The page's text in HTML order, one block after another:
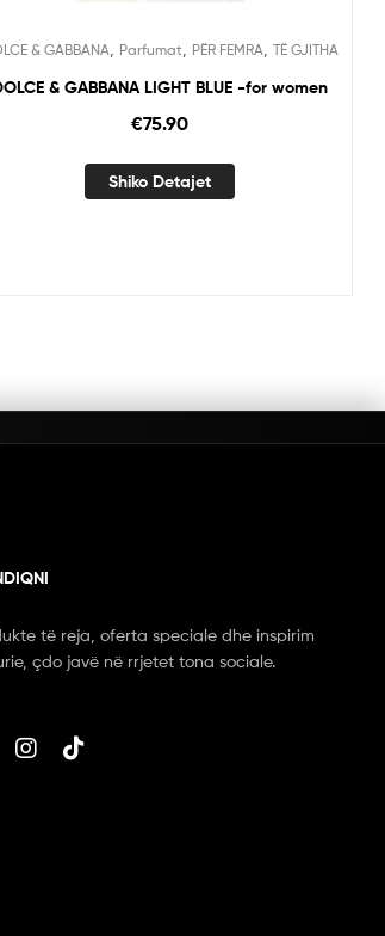
& GABBANA Parfumat PËR FEMRA ,TË GJITHA
& GABBANA LIGHT BLUE -for women
€75.90
Shiko Detajet
të reja, oferta speciale dhe inspirim
çdo javë në rrjetet tona sociale.